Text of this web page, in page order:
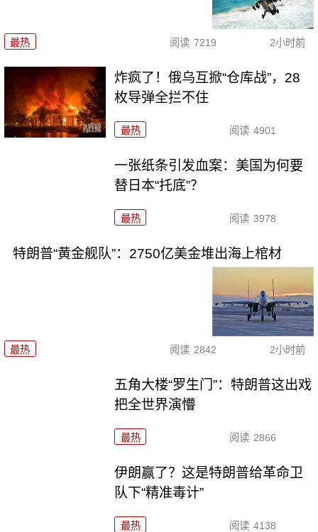
最热 阅读 7219 2小时前
炸疯了！俄乌互掀“仓库战”，28
枚导弹全拦不住
最热 阅读 4901
一张纸条引发血案：美国为何要
替日本“托底”？
最热 阅读 3978
特朗普“黄金舰队”：2750亿美金堆出海上棺材
最热 阅读 2842 2小时前
五角大楼“罗生门”：特朗普这出戏
把全世界演懵
最热 阅读 2866
伊朗赢了？这是特朗普给革命卫
队下“精准毒计”
最热 阅读 4138